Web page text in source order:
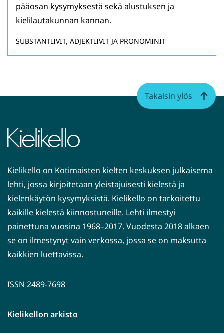
pääosan kysymyksestä sekä alustuksen ja
kielilautakunnan kannan.
SUBSTANTIIVIT, ADJEKTIIVIT JA PRONOMINIT
Kielikello on Kotimaisten kielten keskuksen julkaisema
lehti, jossa kirjoitetaan yleistajuisesti kielestä ja
kielenkäytön kysymyksistä. Kielikello on tarkoitettu
kaikille kielestä kiinnostuneille. Lehti ilmestyi
painettuna vuosina 1968–2017. Vuodesta 2018 alkaen
se on ilmestynyt vain verkossa, jossa se on maksutta
kaikkien luettavissa.
ISSN 2489-7698
Kielikellon arkisto
Takaisin ylös